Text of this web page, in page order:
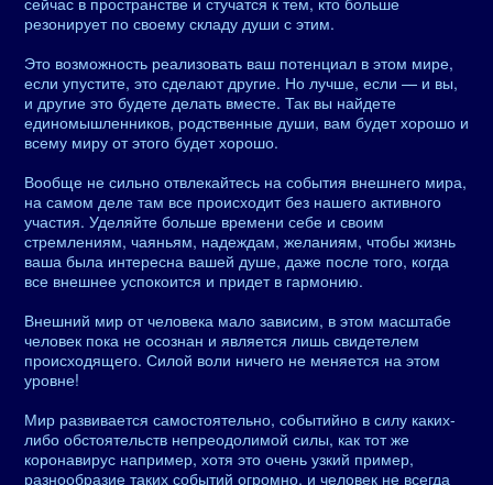
резонирует по своему складу души с этим.
Это возможность реализовать ваш потенциал в этом мире,
если упустите, это сделают другие. Но лучше, если — и вы,
и другие это будете делать вместе. Так вы найдете
единомышленников, родственные души, вам будет хорошо и
всему миру от этого будет хорошо.
Вообще не сильно отвлекайтесь на события внешнего мира,
на самом деле там все происходит без нашего активного
участия. Уделяйте больше времени себе и своим
стремлениям, чаяньям, надеждам, желаниям, чтобы жизнь
ваша была интересна вашей душе, даже после того, когда
все внешнее успокоится и придет в гармонию.
Внешний мир от человека мало зависим, в этом масштабе
человек пока не осознан и является лишь свидетелем
происходящего. Силой воли ничего не меняется на этом
уровне!
Мир развивается самостоятельно, событийно в силу каких-
либо обстоятельств непреодолимой силы, как тот же
коронавирус например, хотя это очень узкий пример,
разнообразие таких событий огромно, и человек не всегда